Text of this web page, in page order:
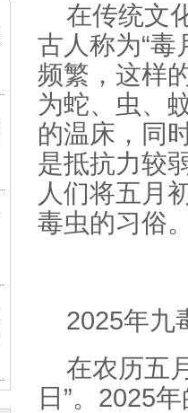
在传统文
古人称为“毒
频繁，这样
为蛇、虫、
的温床，同
是抵抗力较
人们将五月
毒虫的习俗
2025年九
在农历五
日”。2025